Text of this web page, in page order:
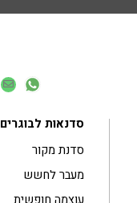
סדנאות לבוגרים
סדנת מקור
מעבר לחשש